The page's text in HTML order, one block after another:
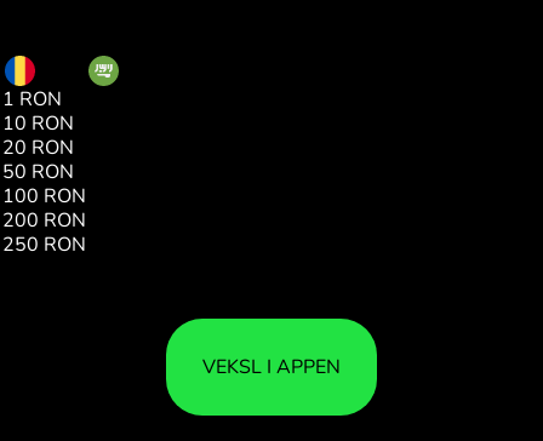
1 RON
10 RON
20 RON
50 RON
100 RON
200 RON
250 RON
VEKSL I APPEN